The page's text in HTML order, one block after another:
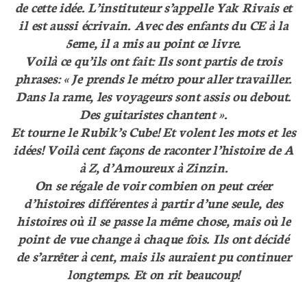
de cette idée. L’instituteur s’appelle Yak Rivais et
il est aussi écrivain. Avec des enfants du CE à la
5eme, il a mis au point ce livre.
Voilà ce qu’ils ont fait: Ils sont partis de trois
phrases: « Je prends le métro pour aller travailler.
Dans la rame, les voyageurs sont assis ou debout.
Des guitaristes chantent ».
Et tourne le Rubik’s Cube! Et volent les mots et les
idées! Voilà cent façons de raconter l’histoire de A
à Z, d’Amoureux à Zinzin.
On se régale de voir combien on peut créer
d’histoires différentes à partir d’une seule, des
histoires où il se passe la même chose, mais où le
point de vue change à chaque fois. Ils ont décidé
de s’arrêter à cent, mais ils auraient pu continuer
longtemps. Et on rit beaucoup!